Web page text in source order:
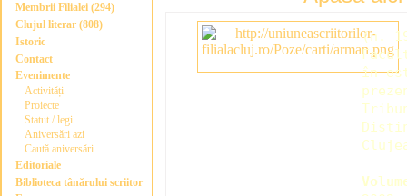
Membrii Filialei (294)
Clujul literar (808)
Istoric
Contact
Evenimente
Activități
Proiecte
Statut / legi
Aniversări azi
Caută aniversări
Editoriale
Biblioteca tânărului scriitor
(n.
în